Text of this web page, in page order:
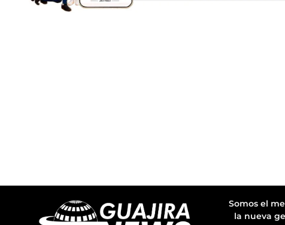
Somos el
la nueva